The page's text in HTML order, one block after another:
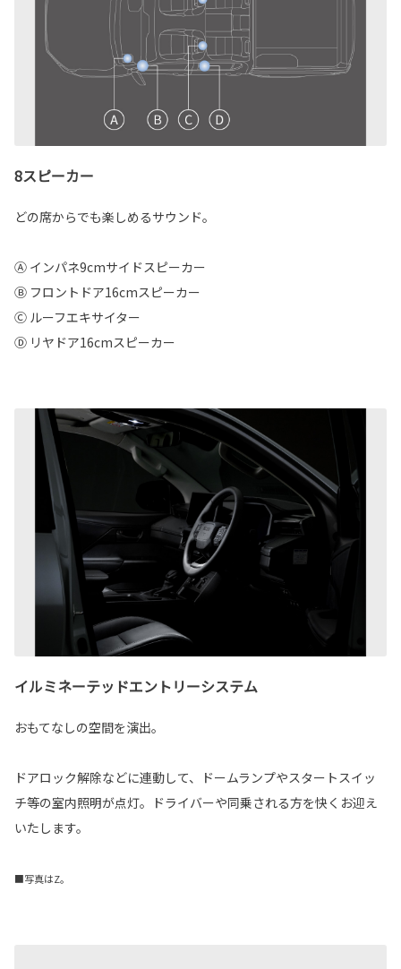
8スピーカー
どの席からでも楽しめるサウンド。
Ⓐ インパネ9cmサイドスピーカー
Ⓑ フロントドア16cmスピーカー
Ⓒ ルーフエキサイター
Ⓓ リヤドア16cmスピーカー
イルミネーテッドエントリーシステム
おもてなしの空間を演出。
ドアロック解除などに連動して、ドームランプやスタートスイッ
チ等の室内照明が点灯。ドライバーや同乗される方を快くお迎え
いたします。
■写真はZ。